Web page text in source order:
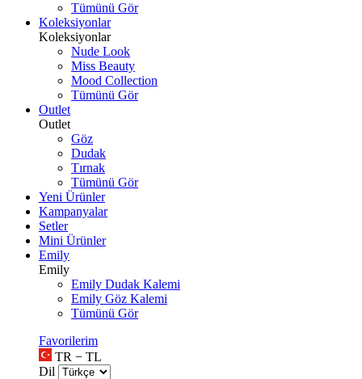
Tümünü Gör
Koleksiyonlar
Koleksiyonlar
Nude Look
Miss Beauty
Mood Collection
Tümünü Gör
Outlet
Outlet
Göz
Dudak
Tırnak
Tümünü Gör
Yeni Ürünler
Kampanyalar
Setler
Mini Ürünler
Emily
Emily
Emily Dudak Kalemi
Emily Göz Kalemi
Tümünü Gör
Favorilerim
TR − TL
Dil